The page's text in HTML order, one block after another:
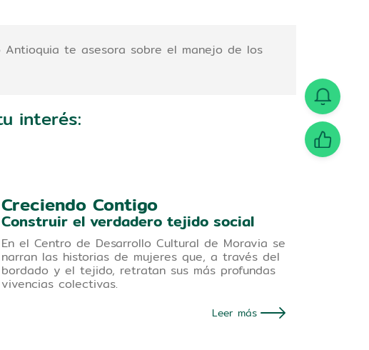
Antioquia te asesora sobre el manejo de los
interés:
Creciendo Contigo
Construir el verdadero tejido social
En el Centro de Desarrollo Cultural de Moravia se
narran las historias de mujeres que, a través del
bordado y el tejido, retratan sus más profundas
vivencias colectivas.
Leer más